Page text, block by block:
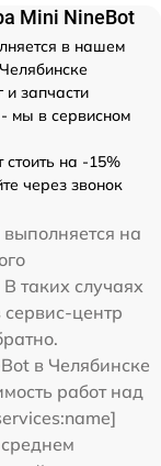
Mini NineBot
в нашем
запчасти
мы в сервисном
стоить на -15%
через звонок
выполняется на
таких случаях
центр
в Челябинске
работ над